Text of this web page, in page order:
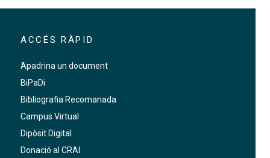
ACCÉS RÀPID
Apadrina un document
BiPaDi
Bibliografia Recomanada
Campus Virtual
Dipòsit Digital
Donació al CRAI